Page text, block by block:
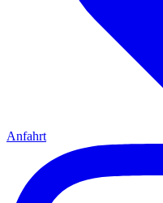
Anfahrt